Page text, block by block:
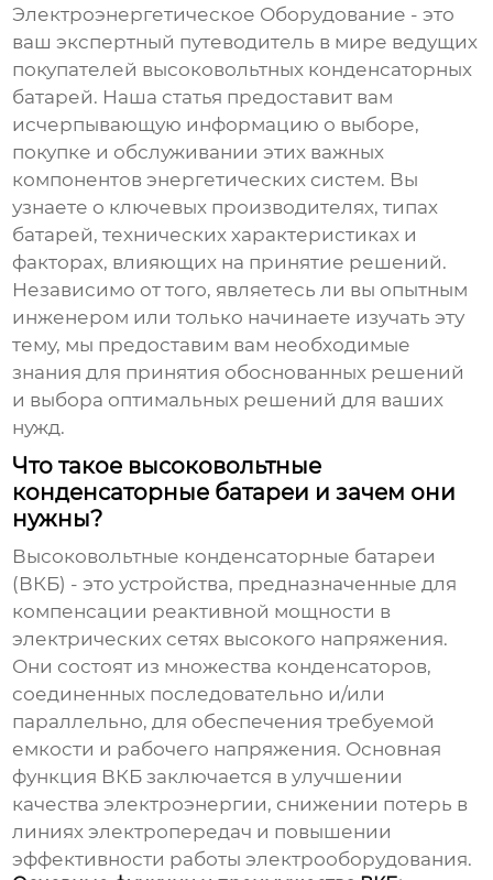
Электроэнергетическое Оборудование - это
ваш экспертный путеводитель в мире ведущих
покупателей высоковольтных конденсаторных
батарей. Наша статья предоставит вам
исчерпывающую информацию о выборе,
покупке и обслуживании этих важных
компонентов энергетических систем. Вы
узнаете о ключевых производителях, типах
батарей, технических характеристиках и
факторах, влияющих на принятие решений.
Независимо от того, являетесь ли вы опытным
инженером или только начинаете изучать эту
тему, мы предоставим вам необходимые
знания для принятия обоснованных решений
и выбора оптимальных решений для ваших
нужд.
Что такое высоковольтные
конденсаторные батареи и зачем они
нужны?
Высоковольтные конденсаторные батареи
(ВКБ) - это устройства, предназначенные для
компенсации реактивной мощности в
электрических сетях высокого напряжения.
Они состоят из множества конденсаторов,
соединенных последовательно и/или
параллельно, для обеспечения требуемой
емкости и рабочего напряжения. Основная
функция ВКБ заключается в улучшении
качества электроэнергии, снижении потерь в
линиях электропередач и повышении
эффективности работы электрооборудования.